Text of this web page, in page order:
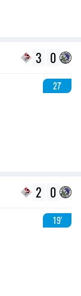
3 0
27'
2 0
19'